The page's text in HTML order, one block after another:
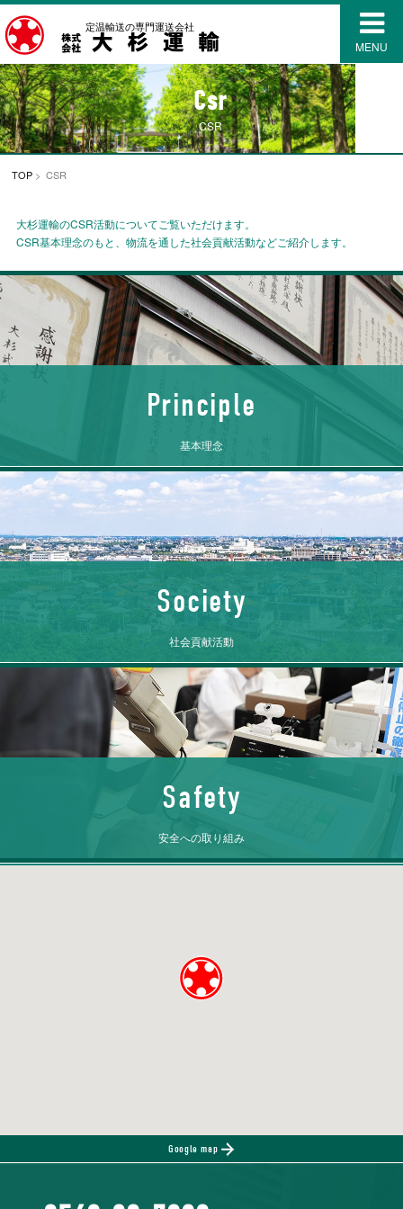
定温輸送の専門運送会社
Csr
CSR
TOP > CSR
大杉運輸のCSR活動についてご覧いただけます。
CSR基本理念のもと、物流を通した社会貢献活動などご紹介します。
Principle
基本理念
Society
社会貢献活動
Safety
安全への取り組み
Google map
MENU